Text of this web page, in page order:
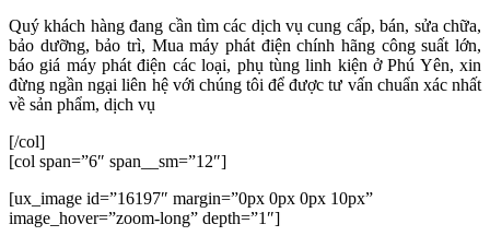
Quý khách hàng đang cần tìm các dịch vụ cung cấp, bán, sửa chữa,
bảo dưỡng, bảo trì, Mua máy phát điện chính hãng công suất lớn,
báo giá máy phát điện các loại, phụ tùng linh kiện ở Phú Yên, xin
đừng ngần ngại liên hệ với chúng tôi để được tư vấn chuẩn xác nhất
về sản phẩm, dịch vụ
[/col]
[col span=”6″ span__sm=”12″]
[ux_image id=”16197″ margin=”0px 0px 0px 10px”
image_hover=”zoom-long” depth=”1″]